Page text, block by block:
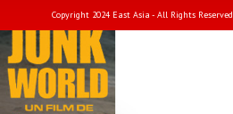
Copyright 2024 East Asia - All Rights Reserved